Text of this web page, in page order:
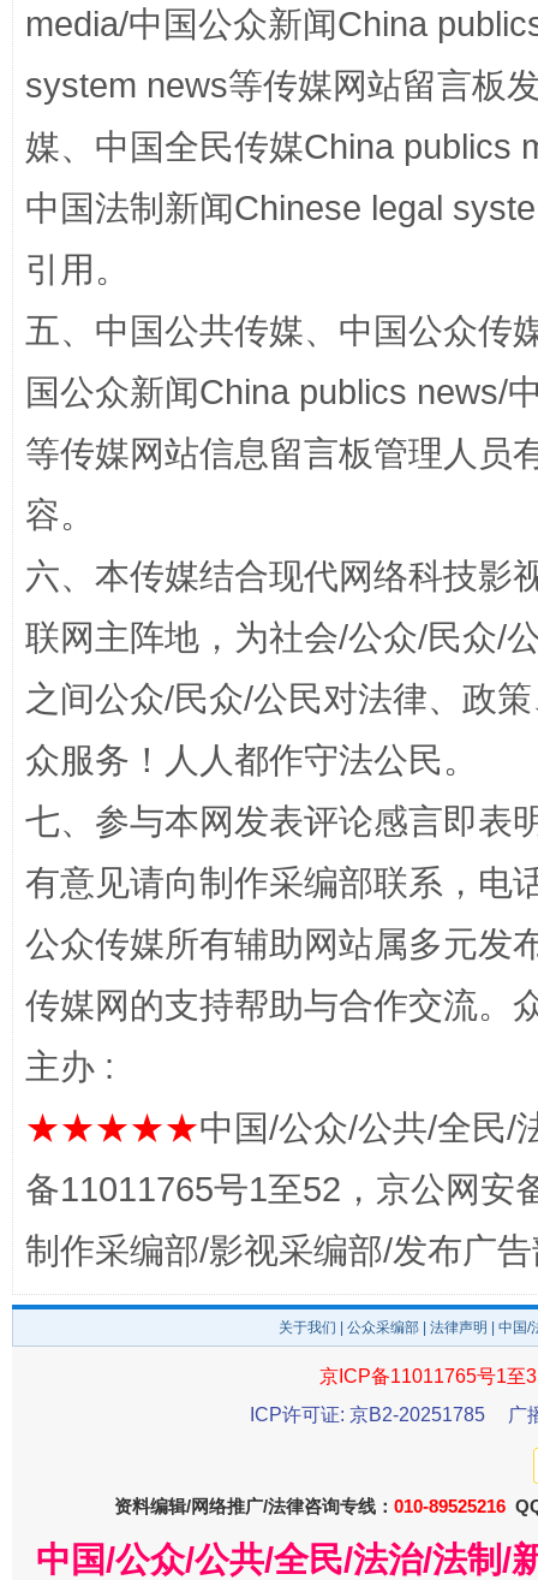
阿坝州三大球赛在茂县开幕 规模
扯下公款旅游的“隐身衣”
完善运行机制助力责任有效落实
公平竞争审查“十大案例”出炉！ 一纸欠
media/中国公众新闻China
system news等传媒网站留言板
媒、中国全民传媒China publics
中国法制新闻Chinese legal
引用。
五、中国公共传媒、中国公众传
国公众新闻China publics news/
等传媒网站信息留言板管理人员
容。
六、本传媒结合现代网络科技影
联网主阵地，为社会/公众/民众/
之间公众/民众/公民对法律、政
众服务！人人都作守法公民。
七、参与本网发表评论感言即表
有意见请向制作采编部联系，电
公众传媒所有辅助网站属多元发
传媒网的支持帮助与合作交流。
主办 :
★★★★★中国/公众/公共/全民/
备11011765号1至52，京公网安
制作采编部/影视采编部/发布广
关于我们 公众采编部 法律声明 | 中国
京ICP备11011765号1至
ICP许可证: 京B2-20251785
广
资料编辑/网络推广/法律咨询专线： 010-89525216
中国/公众/公共/全民/法治/法制/